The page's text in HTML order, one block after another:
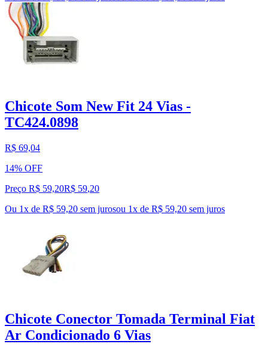
Chicote Som New Fit 24 Vias -
TC424.0898
R$ 69,04
14% OFF
Preço R$ 59,20R$ 59,20
Ou 1x de R$ 59,20 sem jurosou 1x de R$ 59,20 sem juros
Chicote Conector Tomada Terminal Fiat
Ar Condicionado 6 Vias